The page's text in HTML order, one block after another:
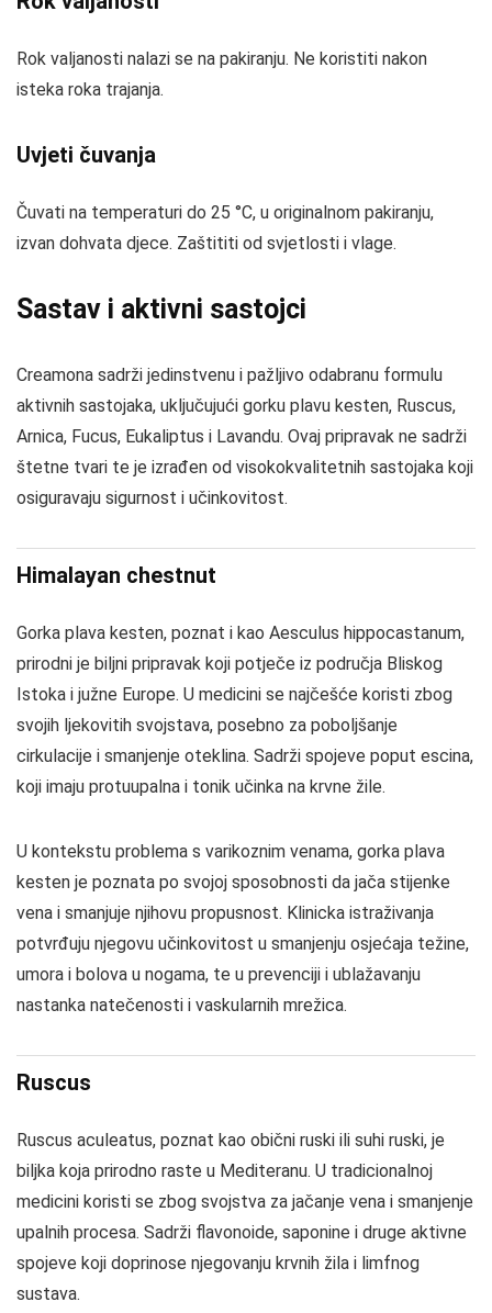
Rok valjanosti nalazi se na pakiranju. Ne koristiti nakon
isteka roka trajanja.
Uvjeti čuvanja
Čuvati na temperaturi do 25 °C, u originalnom pakiranju,
izvan dohvata djece. Zaštititi od svjetlosti i vlage.
Sastav i aktivni sastojci
Creamona sadrži jedinstvenu i pažljivo odabranu formulu
aktivnih sastojaka, uključujući gorku plavu kesten, Ruscus,
Arnica, Fucus, Eukaliptus i Lavandu. Ovaj pripravak ne sadrži
štetne tvari te je izrađen od visokokvalitetnih sastojaka koji
osiguravaju sigurnost i učinkovitost.
Himalayan chestnut
Gorka plava kesten, poznat i kao Aesculus hippocastanum,
prirodni je biljni pripravak koji potječe iz područja Bliskog
Istoka i južne Europe. U medicini se najčešće koristi zbog
svojih ljekovitih svojstava, posebno za poboljšanje
cirkulacije i smanjenje oteklina. Sadrži spojeve poput escina,
koji imaju protuupalna i tonik učinka na krvne žile.
U kontekstu problema s varikoznim venama, gorka plava
kesten je poznata po svojoj sposobnosti da jača stijenke
vena i smanjuje njihovu propusnost. Klinicka istraživanja
potvrđuju njegovu učinkovitost u smanjenju osjećaja težine,
umora i bolova u nogama, te u prevenciji i ublažavanju
nastanka natečenosti i vaskularnih mrežica.
Ruscus
Ruscus aculeatus, poznat kao obični ruski ili suhi ruski, je
biljka koja prirodno raste u Mediteranu. U tradicionalnoj
medicini koristi se zbog svojstva za jačanje vena i smanjenje
upalnih procesa. Sadrži flavonoide, saponine i druge aktivne
spojeve koji doprinose njegovanju krvnih žila i limfnog
sustava.